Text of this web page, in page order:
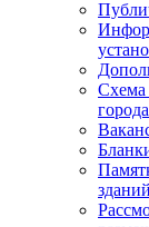
Схема
зданий